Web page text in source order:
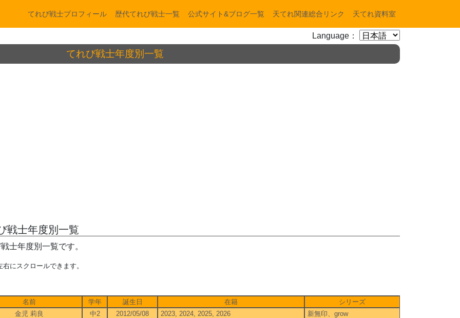
てれび戦士プロフィール 歴代てれび戦士一覧 公式サイト&ブログ一覧 天てれ関連総合リンク 天てれ資料室
Language：
てれび戦士年度別一覧
戦士年度別一覧
士年度別一覧です。
にスクロールできます。
名前 学年 誕生日 在籍
シリーズ
金児 莉良
中2 2012/05/08 2023, 2024, 2025, 2026
新無印、grow